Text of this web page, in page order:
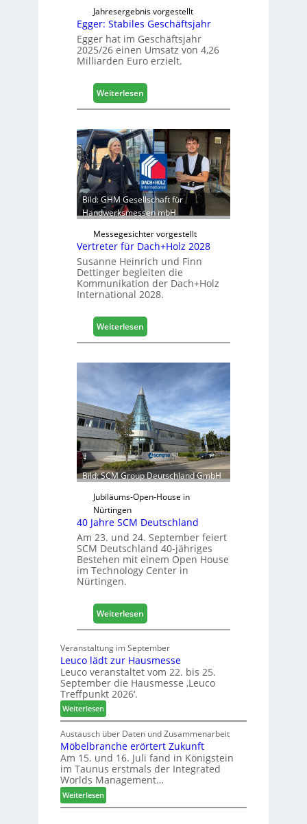
n
e
t
L
o
s
i
k
b
e
r
e
i
c
h
Jahresergebnis vorgestellt
Egger: Stabiles Geschäftsjahr
Egger hat im Geschäftsjahr
2025/26 einen Umsatz von 4,26
Milliarden Euro erzielt.
Weiterlesen:
E
g
e
r
S
t
a
b
i
l
e
s
G
e
s
c
h
f
s
j
a
h
r
Bild: GHM Gesellschaft für
Handwerksmessen mbH
Messegesichter vorgestellt
Vertreter für Dach+Holz 2028
Susanne Heinrich und Finn
Dettinger begleiten die
Kommunikation der Dach+Holz
International 2028.
Weiterlesen:
V
r
r
e
t
e
r
f
ü
r
D
c
+
H
o
2
0
8
Bild: SCM Group Deutschland GmbH
Jubiläums-Open-House in
Nürtingen
40 Jahre SCM Deutschland
Am 23. und 24. September feiert
SCM Deutschland 40-jähriges
Bestehen mit einem Open House
im Technology Center in
Nürtingen.
Weiterlesen:
4
J
a
h
C
M
D
e
u
s
Veranstaltung im September
Leuco lädt zur Hausmesse
Leuco veranstaltet vom 22. bis 25.
September die Hausmesse ‚Leuco
Treffpunkt 2026‘.
Weiterlesen:
L
e
u
c
o
l
ä
d
Austausch über Daten und Zusammenarbeit
Möbelbranche erörtert Zukunft
Am 15. und 16. Juli fand in Königstein
im Taunus erstmals der Integrated
Worlds Management…
Weiterlesen:
M